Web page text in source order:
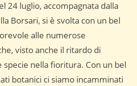
24 luglio, accompagnata dalla
Borsari, si è svolta con un bel
alle numerose
visto anche il ritardo di
specie nella fioritura. Con un bel
botanici ci siamo incamminati